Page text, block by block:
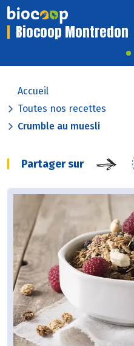
Biocoop Montredon
Accueil
Toutes nos recettes
Crumble au muesli
Partager sur